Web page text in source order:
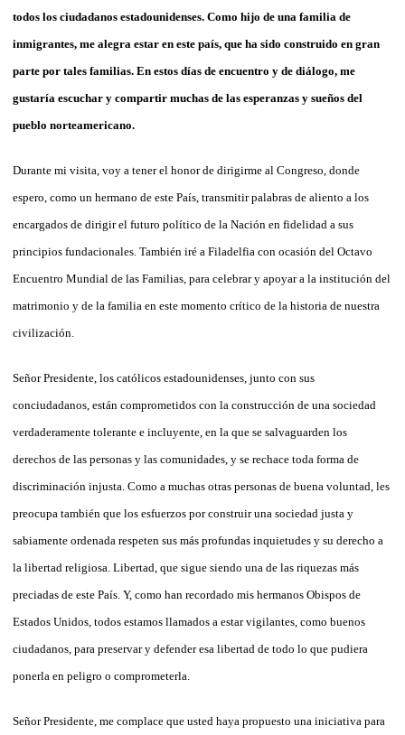
todos los ciudadanos estadounidenses. Como hijo de una familia de
inmigrantes, me alegra estar en este país, que ha sido construido en gran
parte por tales familias. En estos días de encuentro y de diálogo, me
gustaría escuchar y compartir muchas de las esperanzas y sueños del
pueblo norteamericano.
Durante mi visita, voy a tener el honor de dirigirme al Congreso, donde
espero, como un hermano de este País, transmitir palabras de aliento a los
encargados de dirigir el futuro político de la Nación en fidelidad a sus
principios fundacionales. También iré a Filadelfia con ocasión del Octavo
Encuentro Mundial de las Familias, para celebrar y apoyar a la institución del
matrimonio y de la familia en este momento crítico de la historia de nuestra
civilización.
Señor Presidente, los católicos estadounidenses, junto con sus
conciudadanos, están comprometidos con la construcción de una sociedad
verdaderamente tolerante e incluyente, en la que se salvaguarden los
derechos de las personas y las comunidades, y se rechace toda forma de
discriminación injusta. Como a muchas otras personas de buena voluntad, les
preocupa también que los esfuerzos por construir una sociedad justa y
sabiamente ordenada respeten sus más profundas inquietudes y su derecho a
la libertad religiosa. Libertad, que sigue siendo una de las riquezas más
preciadas de este País. Y, como han recordado mis hermanos Obispos de
Estados Unidos, todos estamos llamados a estar vigilantes, como buenos
ciudadanos, para preservar y defender esa libertad de todo lo que pudiera
ponerla en peligro o comprometerla.
Señor Presidente, me complace que usted haya propuesto una iniciativa para